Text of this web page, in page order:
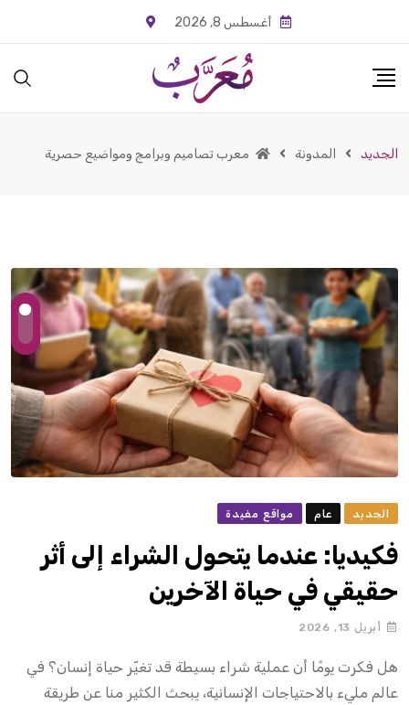
أغسطس 8, 2026
الجديد المدونة معرب تصاميم وبرامج ومواضيع حصرية
الجديد عام مواقع مفيدة
فكيديا: عندما يتحول الشراء إلى أثر
حقيقي في حياة الآخرين
أبريل 13, 2026
هل فكرت يومًا أن عملية شراء بسيطة قد تغيّر حياة إنسان؟ في
عالم مليء بالاحتياجات الإنسانية، يبحث الكثير منا عن طريقة